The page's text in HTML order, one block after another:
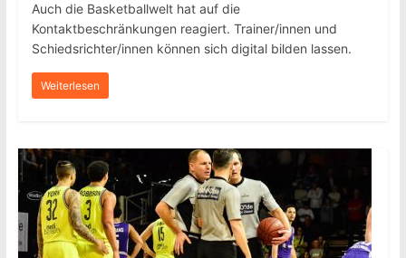
Auch die Basketballwelt hat auf die
Kontaktbeschränkungen reagiert. Trainer/innen und
Schiedsrichter/innen können sich digital bilden lassen.
Weiterlesen